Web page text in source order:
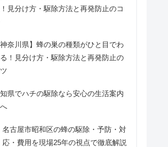
見分け方・駆除方法と再発防止のコ
神奈川県】蜂の巣の種類がひと目でわ
！見分け方・駆除方法と再発防止の
県でハチの駆除なら安心の生活案内
名古屋市昭和区の蜂の駆除・予防・対
応・費用を現場25年の視点で徹底解説